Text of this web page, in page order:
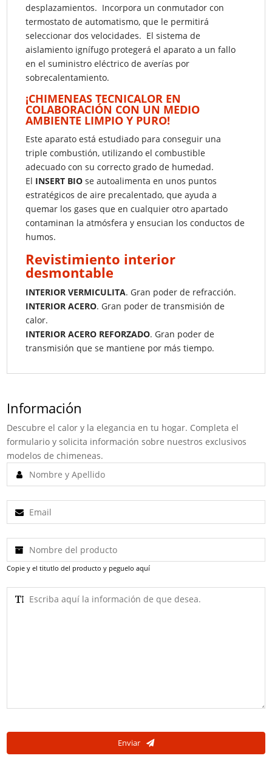
desplazamientos. Incorpora un conmutador con
termostato de automatismo, que le permitirá
seleccionar dos velocidades. El sistema de
aislamiento ignífugo protegerá el aparato a un fallo
en el suministro eléctrico de averías por
sobrecalentamiento.
¡CHIMENEAS TECNICALOR EN
COLABORACIÓN CON UN MEDIO
AMBIENTE LIMPIO Y PURO!
Este aparato está estudiado para conseguir una
triple combustión, utilizando el combustible
adecuado con su correcto grado de humedad.
El INSERT BIO se autoalimenta en unos puntos
estratégicos de aire precalentado, que ayuda a
quemar los gases que en cualquier otro apartado
contaminan la atmósfera y ensucian los conductos de
humos.
Revistimiento interior
desmontable
INTERIOR VERMICULITA. Gran poder de refracción.
INTERIOR ACERO. Gran poder de transmisión de
calor.
INTERIOR ACERO REFORZADO. Gran poder de
transmisión que se mantiene por más tiempo.
Información
Descubre el calor y la elegancia en tu hogar. Completa el
formulario y solicita información sobre nuestros exclusivos
modelos de chimeneas.
Copie y el titutlo del producto y peguelo aquí
Enviar